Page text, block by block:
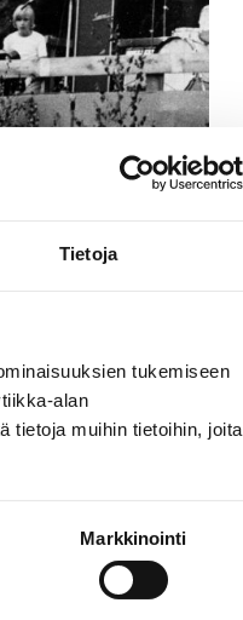
Tietoja
tukemiseen
alan
tietoja muihin tietoihin, joita
Markkinointi